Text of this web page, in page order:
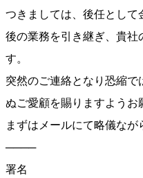
つきましては、後任とし
後の業務を引き継ぎ、貴社
す。
突然のご連絡となり恐縮
ぬご愛顧を賜りますようお
まずはメールにて略儀なが
────
署名